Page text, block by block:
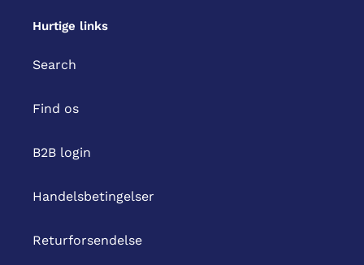
Hurtige links
Search
Find os
B2B login
Handelsbetingelser
Returforsendelse